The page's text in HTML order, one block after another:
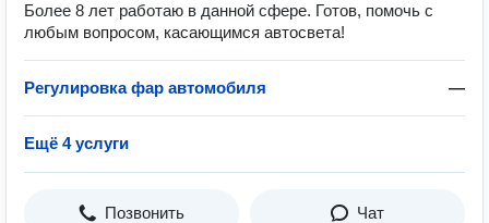
Более 8 лет работаю в данной сфере. Готов, помочь с
любым вопросом, касающимся автосвета!
Регулировка фар автомобиля —
Ещё 4 услуги
Позвонить Чат